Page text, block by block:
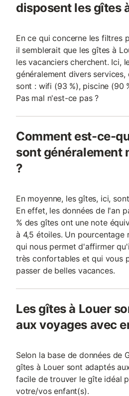
disposent les gîtes
En ce qui concerne les filtres
il semblerait que les gîtes à
les vacanciers cherchent. Ici,
généralement divers
sont : wifi (93 %), piscine (90
Pas mal n'est-ce pas ?
Comment est-ce-
sont généralement
?
En moyenne, les gîtes, ici,
En effet, les données de l'an
% des gîtes ont une note
à 4,5 étoiles. Un pourcentage
qui nous permet d'affirmer
très confortables et qui vous
passer de belles vacances.
Les gîtes à Louer
aux voyages avec
Selon la base de données de
gîtes à Louer sont adaptés
facile de trouver le gîte idéal
votre/vos enfant(s).